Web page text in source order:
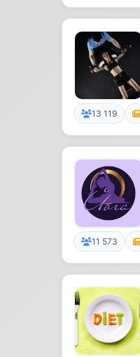
13 119
11 573